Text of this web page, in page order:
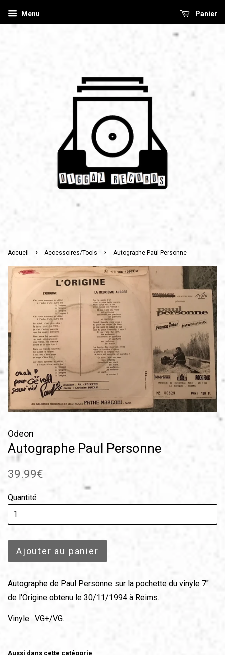
Menu Panier
Accueil › Accessoires/Tools › Autographe Paul Personne
Odeon
Autographe Paul Personne
Prix
39.99€
Quantité
Ajouter au panier
Autographe de Paul Personne sur la pochette du vinyle 7"
de l'Origine obtenu le 30/11/1994 à Reims.
Vinyle : VG+/VG.
Aussi dans cette catégorie